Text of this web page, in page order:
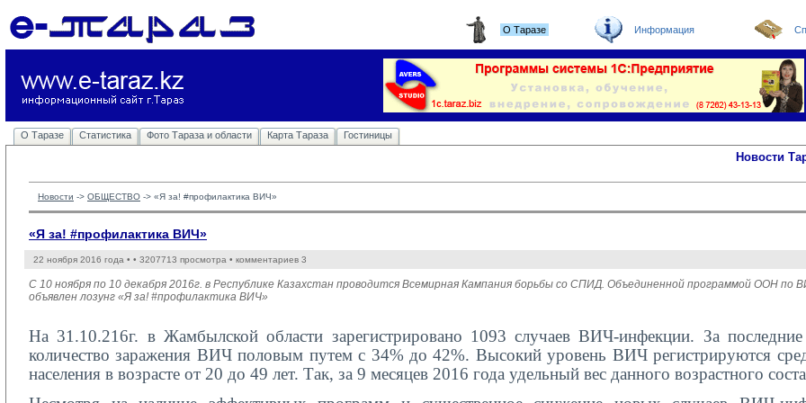
О Таразе Информация
О Таразе Статистика Фото Тараза и области Карта Тараза Гостиницы
Новости
Новости -> ОБЩЕСТВО -> «Я за! #профилактика ВИЧ»
«Я за! #профилактика ВИЧ»
22 ноября 2016 года • • 3207713 просмотра • комментариев 3
С 10 ноября по 10 декабря 2016г. в Республике Казахстан проводится Всемирная Кампания борьбы со СПИД. Объединенной программой ООН
объявлен лозунг «Я за! #профилактика ВИЧ»
На 31.10.216г. в Жамбылской области зарегистрировано 1093 случаев ВИЧ-инфекции. За
количество заражения ВИЧ половым путем с 34% до 42%. Высокий уровень ВИЧ регистрируются
населения в возрасте от 20 до 49 лет. Так, за 9 месяцев 2016 года удельный вес данного возрастного